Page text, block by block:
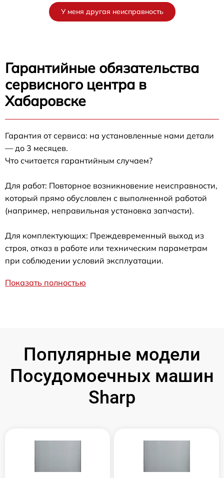
У меня другая неисправность
Гарантийные обязательства
сервисного центра в
Хабаровске
Гарантия от сервиса: на установленные нами детали
— до 3 месяцев.
Что считается гарантийным случаем?
Для работ: Повторное возникновение неисправности,
который прямо обусловлен с выполненной работой
(например, неправильная установка запчасти).
Для комплектующих: Преждевременный выход из
строя, отказ в работе или техническим параметрам
при соблюдении условий эксплуатации.
Показать полностью
Популярные модели
Посудомоечных машин
Sharp